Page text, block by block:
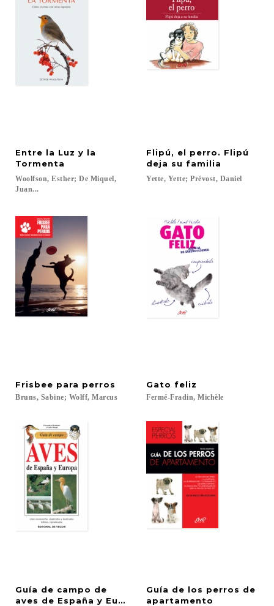
Entre la Luz y la
Tormenta
Woolfson, Esther; De Miquel,
Juan...
Flipú, el perro. Flipú
deja su familia
Yette, Yette; Prévost, Daniel
Frisbee para perros
Bruns, Sabine; Wolff, Marcus
Gato feliz
Fermé-Fradin, Michèle
Guía de campo de
aves de España y Europa
Guía de los perros de
apartamento